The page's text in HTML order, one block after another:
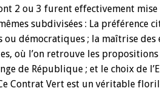
2 ou 3 furent effectivement
subdivisées : La préférence
ou démocratiques ; la maîtrise des
où l’on retrouve les
de République ; et le choix de
Contrat Vert est un véritable